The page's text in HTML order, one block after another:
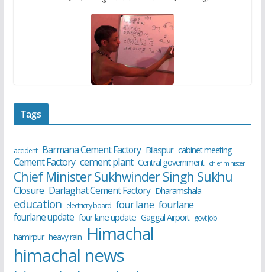
Tags
accident Barmana Cement Factory Bilaspur cabinet meeting
Cement Factory cement plant Central government chief minister
Chief Minister Sukhwinder Singh Sukhu
Closure Darlaghat Cement Factory Dharamshala
education electricity board four lane fourlane
fourlane update four lane update Gaggal Airport govt job
hamirpur heavy rain Himachal
himachal news